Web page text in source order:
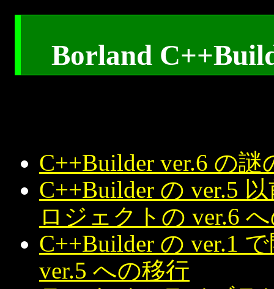
Borland
C++Builder ver.6 の
C++Builder の ver.5
ロジェクトの ver.6
C++Builder の ver.1
ver.5 への移行